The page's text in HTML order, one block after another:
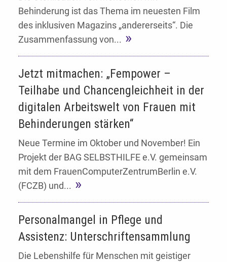
Behinderung ist das Thema im neuesten Film
des inklusiven Magazins „andererseits“. Die
Zusammenfassung von...
Jetzt mitmachen: „Fempower –
Teilhabe und Chancengleichheit in der
digitalen Arbeitswelt von Frauen mit
Behinderungen stärken“
Neue Termine im Oktober und November! Ein
Projekt der BAG SELBSTHILFE e.V. gemeinsam
mit dem FrauenComputerZentrumBerlin e.V.
(FCZB) und...
Personalmangel in Pflege und
Assistenz: Unterschriftensammlung
Die Lebenshilfe für Menschen mit geistiger